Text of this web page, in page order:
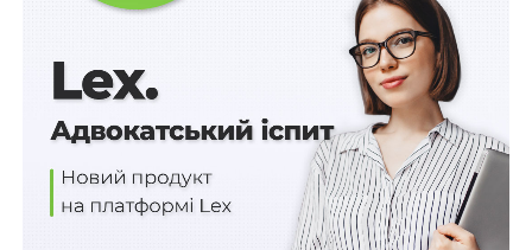
спеціальністю 081 «Право» та/або 293 «Міжнародне
право» та за іншими спеціальностями.
За дистанційної реєстрації вступник у відповідний
строк має надіслати на офіційну електронну адресу
приймальної комісії або з використанням іншого,
визначеного закладом вищої освіти каналу зв’язку,
скановані копії (фотокопії) таких документів: